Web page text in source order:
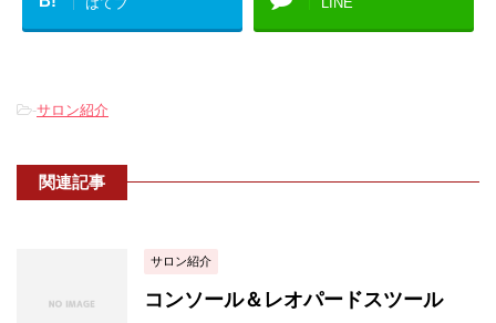
-サロン紹介
関連記事
サロン紹介
コンソール＆レオパードスツール